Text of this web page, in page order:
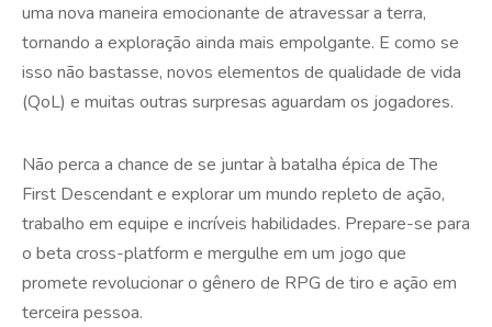
uma nova maneira emocionante de atravessar a terra,
tornando a exploração ainda mais empolgante. E como se
isso não bastasse, novos elementos de qualidade de vida
(QoL) e muitas outras surpresas aguardam os jogadores.
Não perca a chance de se juntar à batalha épica de The
First Descendant e explorar um mundo repleto de ação,
trabalho em equipe e incríveis habilidades. Prepare-se para
o beta cross-platform e mergulhe em um jogo que
promete revolucionar o gênero de RPG de tiro e ação em
terceira pessoa.